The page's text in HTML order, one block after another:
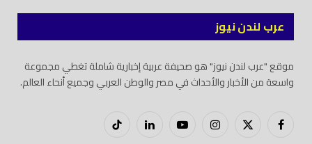
عرب لندن نيوز
موقع "عرب لندن نيوز" هو صحيفة عربية إخبارية شاملة تغطي مجموعة
واسعة من الأخبار والأحداث في مصر والوطن العربي وجميع أنحاء العالم.
فيسبوكX
إنستغراميوتيوب لينكدود
تيك